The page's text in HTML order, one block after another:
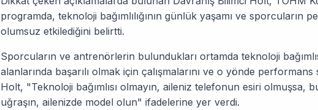
programda, teknoloji bağımlılığının günlük yaşamı ve sporcuların
olumsuz etkilediğini belirtti.
Sporcuların ve antrenörlerin bulundukları ortamda teknoloji
alanlarında başarılı olmak için çalışmalarını ve o yönde
Holt, "Teknoloji bağımlısı olmayın, aileniz telefonun esiri olmuşsa,
uğraşın, ailenizde model olun" ifadelerine yer verdi.